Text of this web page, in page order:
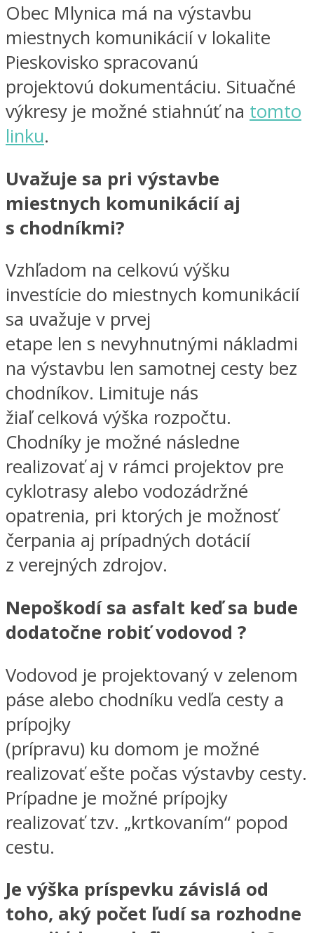
Obec Mlynica má na výstavbu
miestnych komunikácií v lokalite
Pieskovisko spracovanú
projektovú dokumentáciu. Situačné
výkresy je možné stiahnúť na tomto
linku.
Uvažuje sa pri výstavbe
miestnych komunikácií aj
s chodníkmi?
Vzhľadom na celkovú výšku
investície do miestnych komunikácií
sa uvažuje v prvej
etape len s nevyhnutnými nákladmi
na výstavbu len samotnej cesty bez
chodníkov. Limituje nás
žiaľ celková výška rozpočtu.
Chodníky je možné následne
realizovať aj v rámci projektov pre
cyklotrasy alebo vodozádržné
opatrenia, pri ktorých je možnosť
čerpania aj prípadných dotácií
z verejných zdrojov.
Nepoškodí sa asfalt keď sa bude
dodatočne robiť vodovod ?
Vodovod je projektovaný v zelenom
páse alebo chodníku vedľa cesty a
prípojky
(prípravu) ku domom je možné
realizovať ešte počas výstavby cesty.
Prípadne je možné prípojky
realizovať tzv. „krtkovaním“ popod
cestu.
Je výška príspevku závislá od
toho, aký počet ľudí sa rozhodne